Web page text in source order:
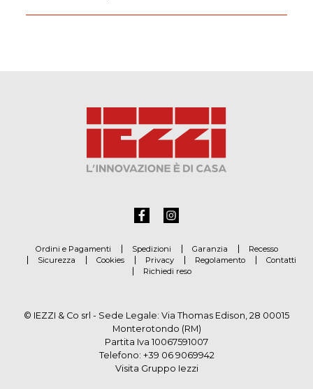
Ordini e Pagamenti Spedizioni Garanzia
Recesso
Sicurezza
Cookies Privacy Regolamento
Contatti
Richiedi reso
© IEZZI & Co srl - Sede Legale: Via Thomas Edison, 28 00015
Monterotondo (RM)
Partita Iva 10067591007
Telefono: +39 06 9069942
Visita Gruppo Iezzi